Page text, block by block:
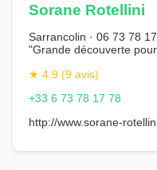
Sorane Rotellini
Sarrancolin · 06 73 78
"Grande découverte
★ 4.9 (9 avis)
+33 6 73 78 17 78
http://www.sorane-